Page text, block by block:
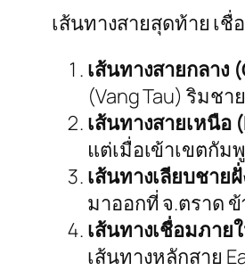
เส้นทางสายสุดท้าย เ
เส้นทางสายกลา
(Vang Tau) ริมชา
เส้นทางสายเหนื
แต่เมื่อเข้าเขตกัม
เส้นทางเลียบชา
มาออกที่ จ.ตราด
เส้นทางเชื่อมภา
เส้นทางหลักสาย